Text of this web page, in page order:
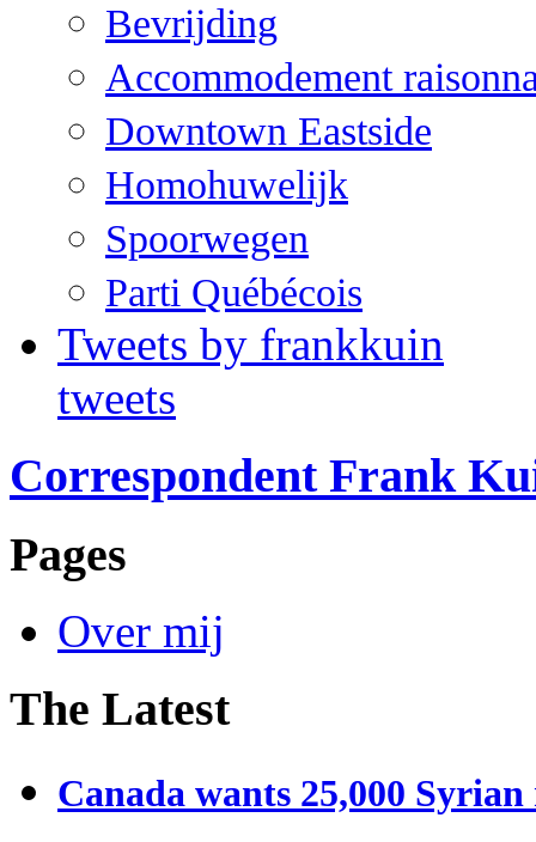
Bevrijding
Accommodement
Downtown Eastside
Homohuwelijk
Spoorwegen
Parti Québécois
Tweets by frankkuin
tweets
Correspondent Frank
Pages
Over mij
The Latest
Canada wants 25,000 Syrian